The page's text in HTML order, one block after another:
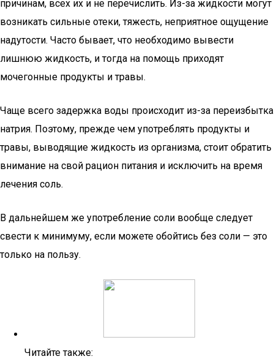
причинам, всех их и не перечислить. Из-за жидкости могут
возникать сильные отеки, тяжесть, неприятное ощущение
надутости. Часто бывает, что необходимо вывести
лишнюю жидкость, и тогда на помощь приходят
мочегонные продукты и травы.
Чаще всего задержка воды происходит из-за переизбытка
натрия. Поэтому, прежде чем употреблять продукты и
травы, выводящие жидкость из организма, стоит обратить
внимание на свой рацион питания и исключить на время
лечения соль.
В дальнейшем же употребление соли вообще следует
свести к минимуму, если можете обойтись без соли — это
только на пользу.
Читайте также: